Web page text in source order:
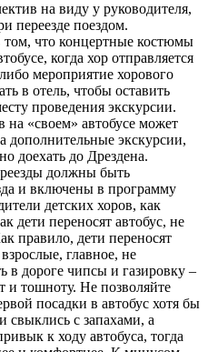
на виду у руководителя,
переезде поездом.
что концертные костюмы
когда хор отправляется
мероприятие хорового
в отель, чтобы оставить
проведения экскурсии.
«своем» автобусе может
дополнительные экскурсии,
доехать до Дрездена.
должны быть
и включены в программу
детских хоров, как
дети переносят автобус, не
правило, дети переносят
главное, не
в дороге чипсы и газировку –
и тошноту. Не позволяйте
посадки в автобус хотя бы
свыклись с запахами, а
к ходу автобуса, тогда